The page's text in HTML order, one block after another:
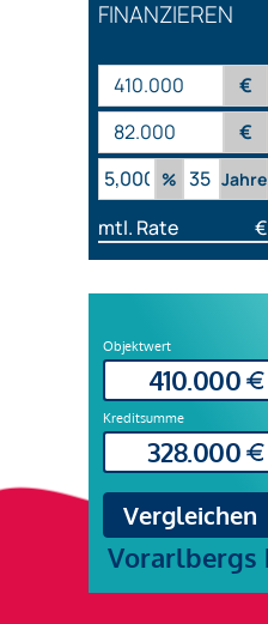
FINANZIEREN
€
€
%
Jahre
mtl. Rate €